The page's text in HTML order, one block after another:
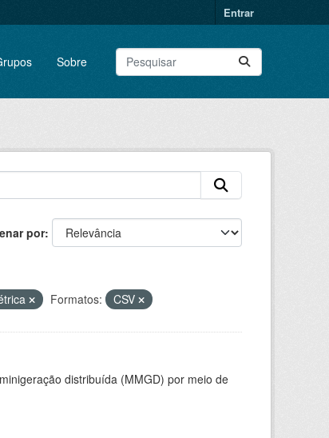
Entrar
Sobre
por
Formatos: CSV
distribuída (MMGD) por meio de